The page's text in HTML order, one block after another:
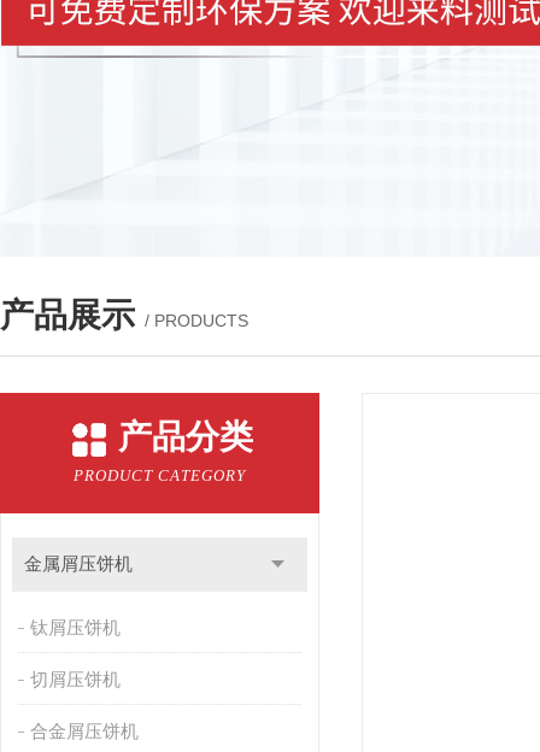
产品展示 / PRODUCTS
产品分类
PRODUCT CATEGORY
金属屑压饼机
钛屑压饼机
切屑压饼机
合金屑压饼机